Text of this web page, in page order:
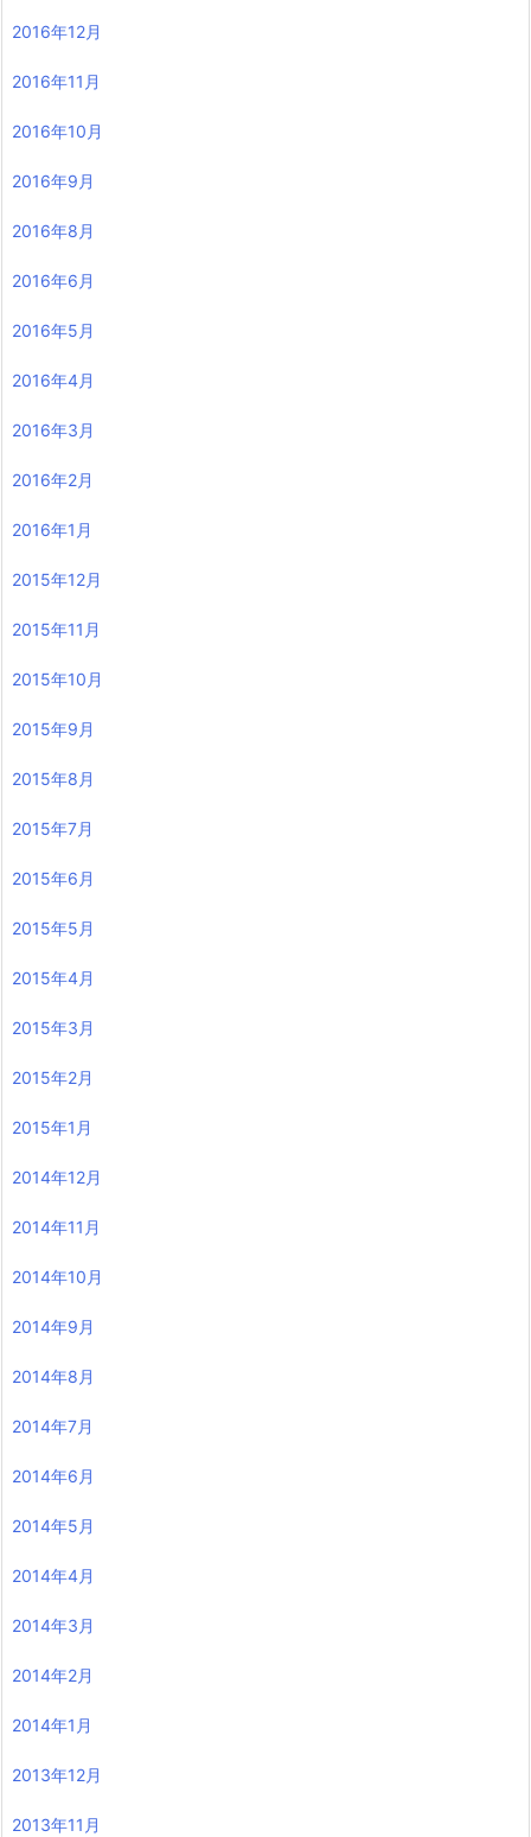
2016年12月
2016年11月
2016年10月
2016年9月
2016年8月
2016年6月
2016年5月
2016年4月
2016年3月
2016年2月
2016年1月
2015年12月
2015年11月
2015年10月
2015年9月
2015年8月
2015年7月
2015年6月
2015年5月
2015年4月
2015年3月
2015年2月
2015年1月
2014年12月
2014年11月
2014年10月
2014年9月
2014年8月
2014年7月
2014年6月
2014年5月
2014年4月
2014年3月
2014年2月
2014年1月
2013年12月
2013年11月